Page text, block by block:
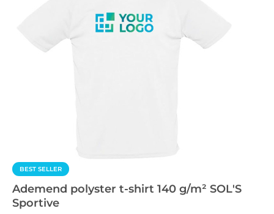
BEST SELLER
Ademend polyster t-shirt 140 g/m² SOL'S
Sportive